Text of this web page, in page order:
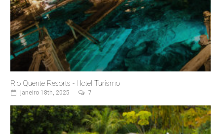
Rio Quente Resorts - Hotel Turismo
janeiro 18th, 2025 7